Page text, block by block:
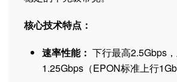
核心技术特点：
速率性能： 下行最高2.5Gbps
1.25Gbps（EPON标准上行